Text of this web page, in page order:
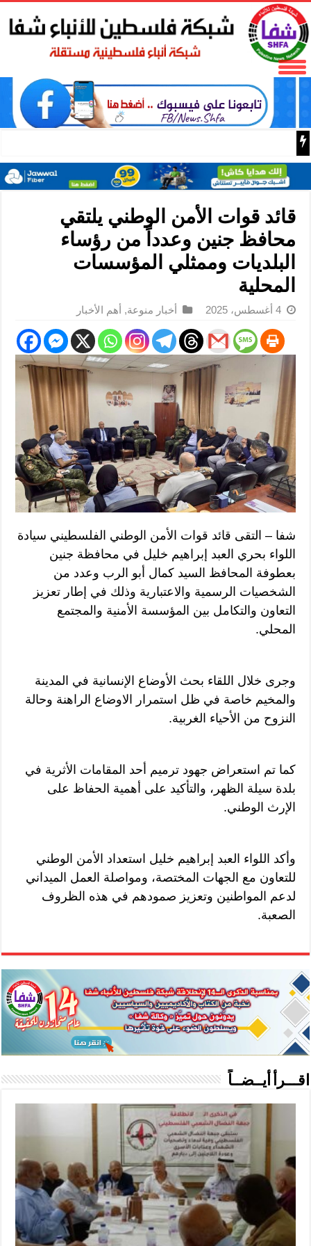
الصين وبيلاروس تجريان تدريبات “سويفت إيجل 2026” للقوات المحمولة جوا في هوبي
قائد قوات الأمن الوطني يلتقي
محافظ جنين وعدداً من رؤساء
البلديات وممثلي المؤسسات
المحلية
4 أغسطس، 2025 أخبار منوعة, أهم الأخبار
شفا – التقى قائد قوات الأمن الوطني الفلسطيني سيادة
اللواء بحري العبد إبراهيم خليل في محافظة جنين
بعطوفة المحافظ السيد كمال أبو الرب وعدد من
الشخصيات الرسمية والاعتبارية وذلك في إطار تعزيز
التعاون والتكامل بين المؤسسة الأمنية والمجتمع
المحلي.
وجرى خلال اللقاء بحث الأوضاع الإنسانية في المدينة
والمخيم خاصة في ظل استمرار الاوضاع الراهنة وحالة
النزوح من الأحياء الغربية.
كما تم استعراض جهود ترميم أحد المقامات الأثرية في
بلدة سيلة الظهر، والتأكيد على أهمية الحفاظ على
الإرث الوطني.
وأكد اللواء العبد إبراهيم خليل استعداد الأمن الوطني
للتعاون مع الجهات المختصة، ومواصلة العمل الميداني
لدعم المواطنين وتعزيز صمودهم في هذه الظروف
الصعبة.
اقـــرأ أيــضــاً